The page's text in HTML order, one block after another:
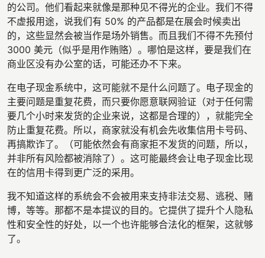
的公司。他们看起来就像是那种见不得光的企业。我们不得
不虚报用途，说我们有 50% 的产品都是在展会时候卖出
的，这些显然会被当作是场外销售。而且我们不得不先预付
3000 美元（似乎是用作贿赂）。哪怕是这样，要是我们在
商业区没有办公室的话，可能还办不下来。
在电子现金系统中，这可能就不是什么问题了。电子现金的
主要问题是重复花费，而只要你愿意联网验证（对于任何需
要几个小时来发货的企业来说，这都是合理的），就能完全
防止重复花费。所以，商家就没有机会先收集信用卡号码、
再搞欺诈了。（可能依然会有商家拒不发货的问题，所以，
并非所有风险都被消除了）。这可能最终会让电子现金比现
在的信用卡得到更广泛的采用。
我不知道这样的系统会不会被用来支持非法交易、逃税、赌
博，等等。那都不是本提议的目的。它提供了提升个人隐私
性和安全性的好处，以一个也许能够合法化的框架，这就够
了。